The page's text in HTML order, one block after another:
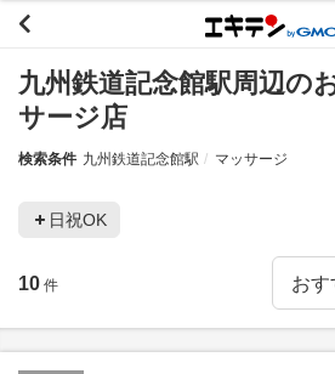
九州鉄道記念館駅周辺の
サージ店
検索条件 九州鉄道記念館駅 マッサージ
日祝OK
10 件